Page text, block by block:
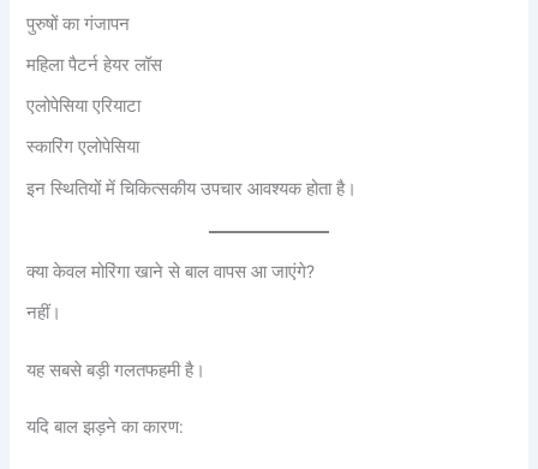
पुरुषों का गंजापन
महिला पैटर्न हेयर लॉस
एलोपेसिया एरियाटा
स्कारिंग एलोपेसिया
इन स्थितियों में चिकित्सकीय उपचार आवश्यक होता है।
क्या केवल मोरिंगा खाने से बाल वापस आ जाएंगे?
नहीं।
यह सबसे बड़ी गलतफहमी है।
यदि बाल झड़ने का कारण: